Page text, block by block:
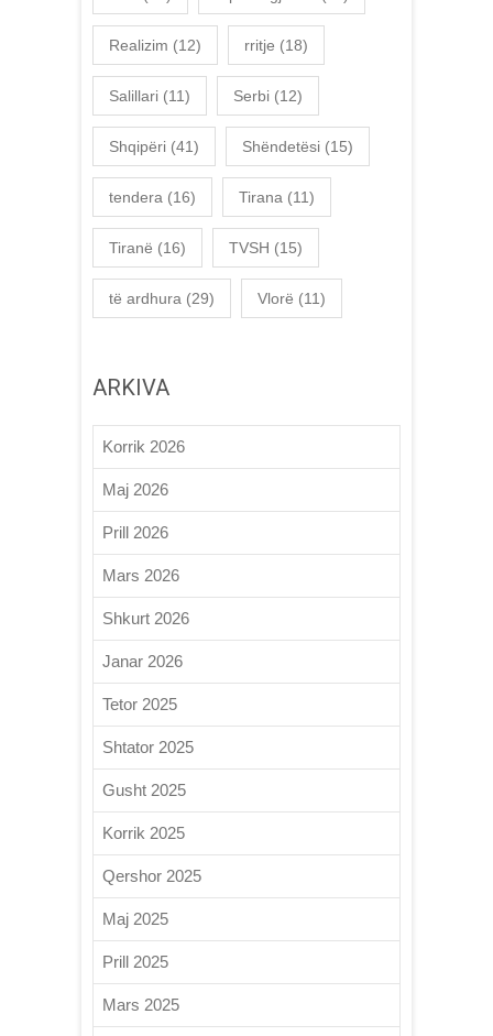
Realizim (12) rritje (18)
Salillari (11) Serbi (12)
Shqipëri (41) Shëndetësi (15)
tendera (16) Tirana (11)
Tiranë (16) TVSH (15)
të ardhura (29) Vlorë (11)
ARKIVA
Korrik 2026
Maj 2026
Prill 2026
Mars 2026
Shkurt 2026
Janar 2026
Tetor 2025
Shtator 2025
Gusht 2025
Korrik 2025
Qershor 2025
Maj 2025
Prill 2025
Mars 2025